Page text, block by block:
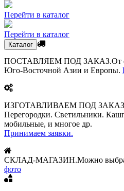
Перейти в каталог
Перейти в каталог
Каталог
ПОСТАВЛЯЕМ ПОД ЗАКАЗ.От
Юго-Восточной Азии и Европы.
ИЗГОТАВЛИВАЕМ ПОД
Перегородки. Светильники.
мобильные, и многое др.
Принимаем заявки.
СКЛАД-МАГАЗИН.Можно
фото